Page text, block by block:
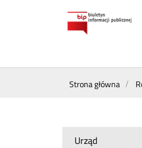
Strona główna
Urząd